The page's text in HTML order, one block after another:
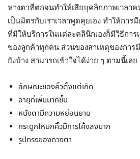
หางตาที่ตกจนทำให้เสียบุคลิกภาพเวลา
เป็นมิตรกับเราเวลาพูดคุยเอง ทำให้กา
ที่มีให้บริการในแต่ละคลินิกเองก็มีวิธีการ
ของลูกค้าทุกคน ส่วนของสาเหตุของการ
ยังบ้าง สามารถเข้าใจได้ง่าย ๆ ตามนี้เลย
ลักษณะของคิ้วตั้งแต่เกิด
อายุที่เพิ่มมากขึ้น
หนังตามีความหย่อนยาน
กระดูกโหนกคิ้วมีการโค้งลงมาก
รูปทรงของดวงตา